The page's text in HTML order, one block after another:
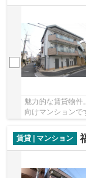
魅力的な賃貸物件
向けマンションで
布団を干すのにも
賃貸 | マンション